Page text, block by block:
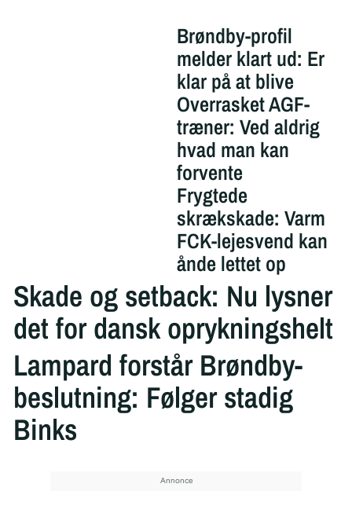
Brøndby-profil
melder klart ud: Er
klar på at blive
Overrasket AGF-
træner: Ved aldrig
hvad man kan
forvente
Frygtede
skrækskade: Varm
FCK-lejesvend kan
ånde lettet op
Skade og setback: Nu lysner
det for dansk oprykningshelt
Lampard forstår Brøndby-
beslutning: Følger stadig
Binks